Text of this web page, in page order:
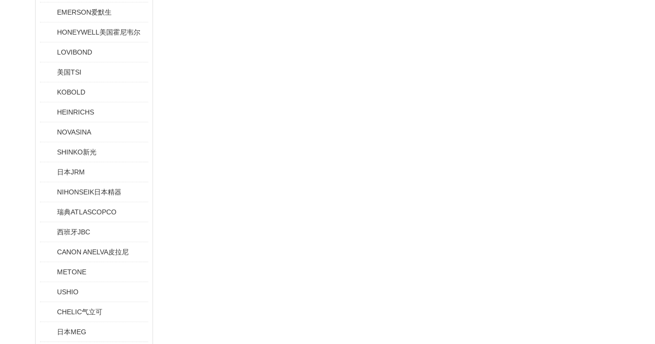
EMERSON爱默生
HONEYWELL美国霍尼韦尔
LOVIBOND
美国TSI
KOBOLD
HEINRICHS
NOVASINA
SHINKO新光
日本JRM
NIHONSEIK日本精器
瑞典ATLASCOPCO
西班牙JBC
CANON ANELVA皮拉尼
METONE
USHIO
CHELIC气立可
日本MEG